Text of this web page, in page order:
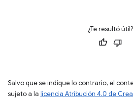
¿Te resultó útil?
Salvo que se indique lo contrario, el
sujeto a la licencia Atribución 4.0 de